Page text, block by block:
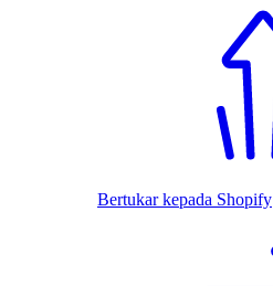
Bertukar kepada Shopify